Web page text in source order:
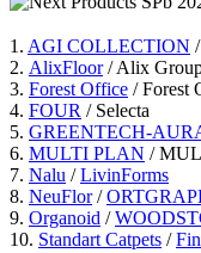
1. AGI COLLECTION
2. AlixFloor/ Alix
3. Forest Office / Forest
4. FOUR / Selecta
5. GREENTECH-
6. MULTI PLAN /
7. Nalu /LivinForms
8. NeuFlor/
9. Organoid /
10. Standart Catpets /